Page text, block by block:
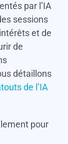
par l’IA
sessions
et de
de
détaillons
de l’IA
pour